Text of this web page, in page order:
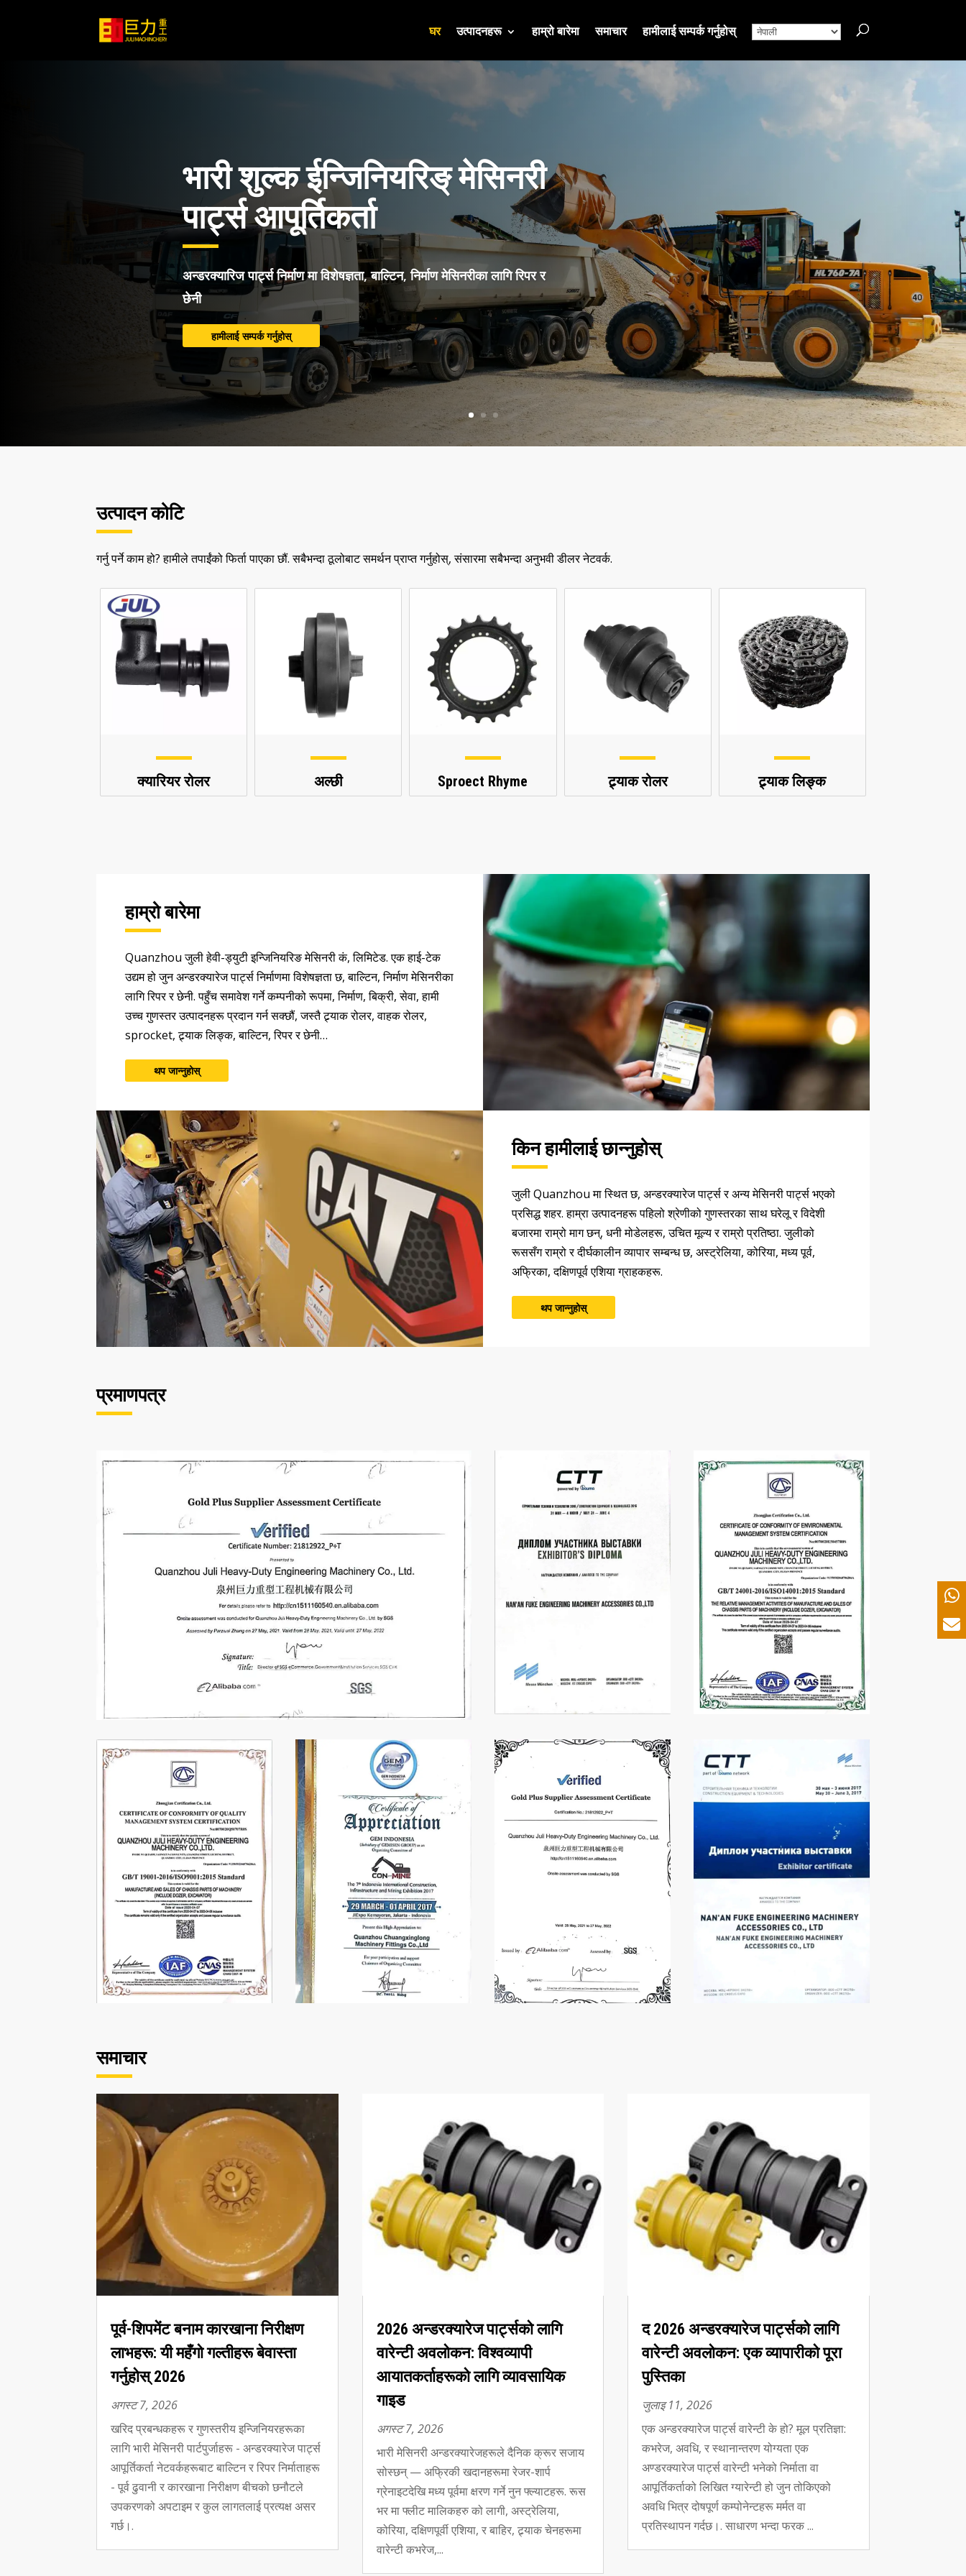
घर उत्पादनहरू हाम्रो बारेमा समाचार हामीलाई सम्पर्क गर्नुहोस्
उत्पादन कोटि
गर्नु पर्ने काम हो? हामीले तपाईंको फिर्ता पाएका छौं. सबैभन्दा ठूलोबाट समर्थन प्राप्त गर्नुहोस्, संसारमा सबैभन्दा अनुभवी डीलर नेटवर्क.
क्यारियर रोलर अल्छी Sproect Rhyme ट्र्याक रोलर ट्र्याक लिङ्क
हाम्रो बारेमा
Quanzhou जुली हेवी-ड्युटी इन्जिनियरिङ मेसिनरी कं, लिमिटेड. एक हाई-टेक
उद्यम हो जुन अन्डरक्यारेज पार्ट्स निर्माणमा विशेषज्ञता छ, बाल्टिन, निर्माण मेसिनरीका
लागि रिपर र छेनी. पहुँच समावेश गर्ने कम्पनीको रूपमा, निर्माण, बिक्री, सेवा, हामी
उच्च गुणस्तर उत्पादनहरू प्रदान गर्न सक्छौं, जस्तै ट्र्याक रोलर, वाहक रोलर,
sprocket, ट्र्याक लिङ्क, बाल्टिन, रिपर र छेनी…
थप जान्नुहोस्
किन हामीलाई छान्नुहोस्
जुली Quanzhou मा स्थित छ, अन्डरक्यारेज पार्ट्स र अन्य मेसिनरी पार्ट्स भएको
प्रसिद्ध शहर. हाम्रा उत्पादनहरू पहिलो श्रेणीको गुणस्तरका साथ घरेलू र विदेशी
बजारमा राम्रो माग छन्, धनी मोडेलहरू, उचित मूल्य र राम्रो प्रतिष्ठा. जुलीको
रूससँग राम्रो र दीर्घकालीन व्यापार सम्बन्ध छ, अस्ट्रेलिया, कोरिया, मध्य पूर्व,
अफ्रिका, दक्षिणपूर्व एशिया ग्राहकहरू.
थप जान्नुहोस्
प्रमाणपत्र
समाचार
पूर्व-शिपमेंट बनाम कारखाना निरीक्षण
लाभहरू: यी महँगो गल्तीहरू बेवास्ता
गर्नुहोस् 2026
अगस्ट 7, 2026
खरिद प्रबन्धकहरू र गुणस्तरीय इन्जिनियरहरूका
लागि भारी मेसिनरी पार्टपुर्जाहरू - अन्डरक्यारेज पार्ट्स
आपूर्तिकर्ता नेटवर्कहरूबाट बाल्टिन र रिपर निर्माताहरू
- पूर्व ढुवानी र कारखाना निरीक्षण बीचको छनौटले
उपकरणको अपटाइम र कुल लागतलाई प्रत्यक्ष असर
गर्छ।.
2026 अन्डरक्यारेज पार्ट्सको लागि
वारेन्टी अवलोकन: विश्वव्यापी
आयातकर्ताहरूको लागि व्यावसायिक
गाइड
अगस्ट 7, 2026
भारी मेसिनरी अन्डरक्यारेजहरूले दैनिक क्रूर सजाय
सोस्छन् — अफ्रिकी खदानहरूमा रेजर-शार्प
ग्रेनाइटदेखि मध्य पूर्वमा क्षरण गर्ने नुन फ्ल्याटहरू. रूस
भर मा फ्लीट मालिकहरु को लागी, अस्ट्रेलिया,
कोरिया, दक्षिणपूर्वी एशिया, र बाहिर, ट्र्याक चेनहरूमा
वारेन्टी कभरेज,...
द 2026 अन्डरक्यारेज पार्ट्सको लागि
वारेन्टी अवलोकन: एक व्यापारीको पूरा
पुस्तिका
जुलाइ 11, 2026
एक अन्डरक्यारेज पार्ट्स वारेन्टी के हो? मूल प्रतिज्ञा:
कभरेज, अवधि, र स्थानान्तरण योग्यता एक
अण्डरक्यारेज पार्ट्स वारेन्टी भनेको निर्माता वा
आपूर्तिकर्ताको लिखित ग्यारेन्टी हो जुन तोकिएको
अवधि भित्र दोषपूर्ण कम्पोनेन्टहरू मर्मत वा
प्रतिस्थापन गर्दछ।. साधारण भन्दा फरक ...